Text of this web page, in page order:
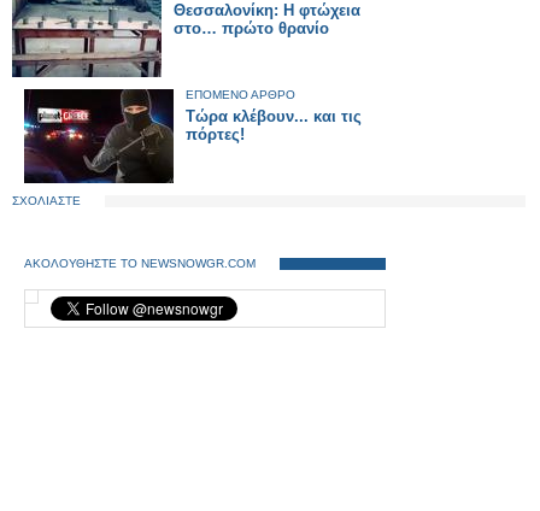
Θεσσαλονίκη: Η φτώχεια
στο… πρώτο θρανίο
ΕΠΟΜΕΝΟ ΑΡΘΡΟ
Τώρα κλέβουν... και τις
πόρτες!
ΣΧΟΛΙΑΣΤΕ
ΑΚΟΛΟΥΘΗΣΤΕ ΤΟ NEWSNOWGR.COM